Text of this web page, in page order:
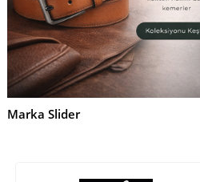
Marka Slider